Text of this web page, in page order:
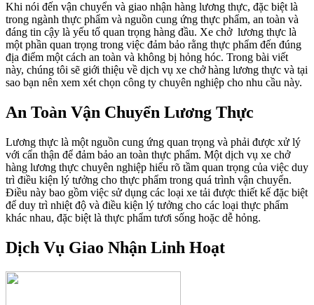
Khi nói đến vận chuyển và giao nhận hàng lương thực, đặc biệt là
trong ngành thực phẩm và nguồn cung ứng thực phẩm, an toàn và
đáng tin cậy là yếu tố quan trọng hàng đầu. Xe chở lương thực là
một phần quan trọng trong việc đảm bảo rằng thực phẩm đến đúng
địa điểm một cách an toàn và không bị hỏng hóc. Trong bài viết
này, chúng tôi sẽ giới thiệu về dịch vụ xe chở hàng lương thực và tại
sao bạn nên xem xét chọn công ty chuyên nghiệp cho nhu cầu này.
An Toàn Vận Chuyển Lương Thực
Lương thực là một nguồn cung ứng quan trọng và phải được xử lý
với cẩn thận để đảm bảo an toàn thực phẩm. Một dịch vụ xe chở
hàng lương thực chuyên nghiệp hiểu rõ tầm quan trọng của việc duy
trì điều kiện lý tưởng cho thực phẩm trong quá trình vận chuyển.
Điều này bao gồm việc sử dụng các loại xe tải được thiết kế đặc biệt
để duy trì nhiệt độ và điều kiện lý tưởng cho các loại thực phẩm
khác nhau, đặc biệt là thực phẩm tươi sống hoặc dễ hỏng.
Dịch Vụ Giao Nhận Linh Hoạt